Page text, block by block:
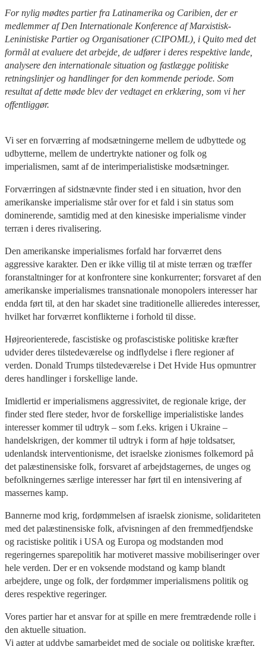
For nylig mødtes partier fra Latinamerika og Caribien, der er
medlemmer af Den Internationale Konference af Marxistisk-
Leninistiske Partier og Organisationer (CIPOML), i Quito med det
formål at evaluere det arbejde, de udfører i deres respektive lande,
analysere den internationale situation og fastlægge politiske
retningslinjer og handlinger for den kommende periode. Som
resultat af dette møde blev der vedtaget en erklæring, som vi her
offentliggør.
Vi ser en forværring af modsætningerne mellem de udbyttede og
udbytterne, mellem de undertrykte nationer og folk og
imperialismen, samt af de interimperialistiske modsætninger.
Forværringen af sidstnævnte finder sted i en situation, hvor den
amerikanske imperialisme står over for et fald i sin status som
dominerende, samtidig med at den kinesiske imperialisme vinder
terræn i deres rivalisering.
Den amerikanske imperialismes forfald har forværret dens
aggressive karakter. Den er ikke villig til at miste terræn og træffer
foranstaltninger for at konfrontere sine konkurrenter; forsvaret af den
amerikanske imperialismes transnationale monopolers interesser har
endda ført til, at den har skadet sine traditionelle allieredes interesser,
hvilket har forværret konflikterne i forhold til disse.
Højreorienterede, fascistiske og profascistiske politiske kræfter
udvider deres tilstedeværelse og indflydelse i flere regioner af
verden. Donald Trumps tilstedeværelse i Det Hvide Hus opmuntrer
deres handlinger i forskellige lande.
Imidlertid er imperialismens aggressivitet, de regionale krige, der
finder sted flere steder, hvor de forskellige imperialistiske landes
interesser kommer til udtryk – som f.eks. krigen i Ukraine –
handelskrigen, der kommer til udtryk i form af høje toldsatser,
udenlandsk interventionisme, det israelske zionismes folkemord på
det palæstinensiske folk, forsvaret af arbejdstagernes, de unges og
befolkningernes særlige interesser har ført til en intensivering af
massernes kamp.
Bannerne mod krig, fordømmelsen af israelsk zionisme, solidariteten
med det palæstinensiske folk, afvisningen af den fremmedfjendske
og racistiske politik i USA og Europa og modstanden mod
regeringernes sparepolitik har motiveret massive mobiliseringer over
hele verden. Der er en voksende modstand og kamp blandt
arbejdere, unge og folk, der fordømmer imperialismens politik og
deres respektive regeringer.
Vores partier har et ansvar for at spille en mere fremtrædende rolle i
den aktuelle situation.
Vi agter at uddybe samarbejdet med de sociale og politiske kræfter,